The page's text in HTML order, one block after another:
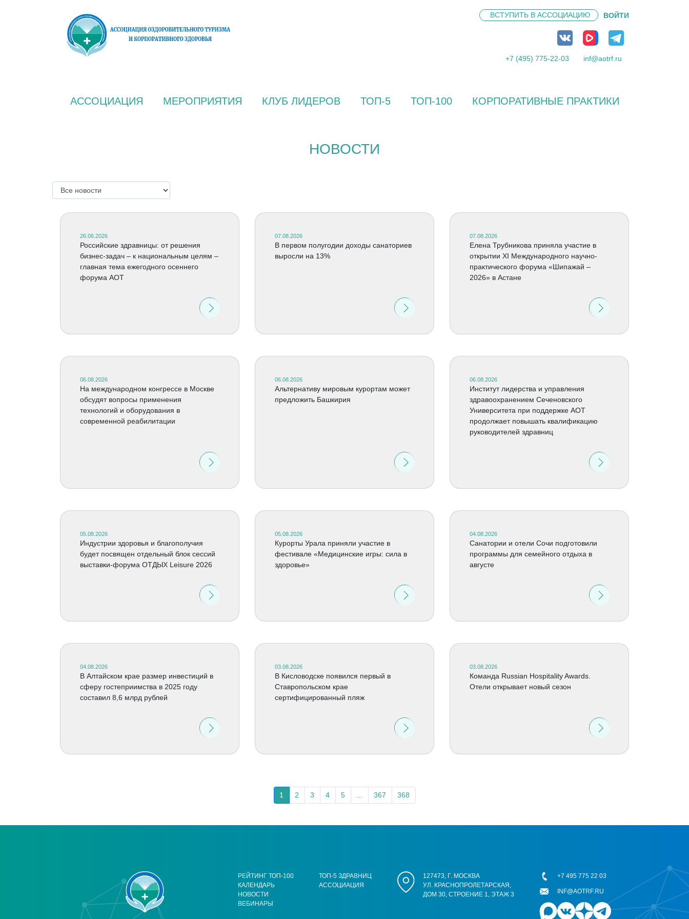
ВСТУПИТЬ В АССОЦИАЦИЮ ВОЙТИ
+7 (495) 775-22-03 inf@aotrf.ru
АССОЦИАЦИЯ МЕРОПРИЯТИЯ КЛУБ ЛИДЕРОВ ТОП-5 ТОП-100 КОРПОРАТИВНЫЕ ПРАКТИКИ
НОВОСТИ
26.06.2026
Российские здравницы: от решения
бизнес-задач – к национальным целям –
главная тема ежегодного осеннего
форума АОТ
07.08.2026
В первом полугодии доходы санаториев
выросли на 13%
07.08.2026
Елена Трубникова приняла участие в
открытии XI Международного научно-
практического форума «Шипажай –
2026» в Астане
06.08.2026
На международном конгрессе в Москве
обсудят вопросы применения
технологий и оборудования в
современной реабилитации
06.08.2026
Альтернативу мировым курортам может
предложить Башкирия
06.08.2026
Институт лидерства и управления
здравоохранением Сеченовского
Университета при поддержке АОТ
продолжает повышать квалификацию
руководителей здравниц
05.08.2026
Индустрии здоровья и благополучия
будет посвящен отдельный блок сессий
выставки-форума ОТДЫХ Leisure 2026
05.08.2026
Курорты Урала приняли участие в
фестивале «Медицинские игры: сила в
здоровье»
04.08.2026
Санатории и отели Сочи подготовили
программы для семейного отдыха в
августе
04.08.2026
В Алтайском крае размер инвестиций в
сферу гостеприимства в 2025 году
составил 8,6 млрд рублей
03.08.2026
В Кисловодске появился первый в
Ставропольском крае
сертифицированный пляж
03.08.2026
Команда Russian Hospitality Awards.
Отели открывает новый сезон
1 2 3 4 5 367 368
РЕЙТИНГ ТОП-100
КАЛЕНДАРЬ
НОВОСТИ
ВЕБИНАРЫ
ТОП-5 ЗДРАВНИЦ
АССОЦИАЦИЯ
127473, Г. МОСКВА
УЛ. КРАСНОПРОЛЕТАРСКАЯ,
ДОМ 30, СТРОЕНИЕ 1, ЭТАЖ 3
+7 495 775 22 03
INF@AOTRF.RU